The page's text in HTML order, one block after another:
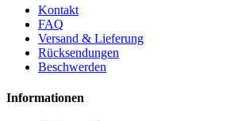
Kontakt
FAQ
Versand & Lieferung
Rücksendungen
Beschwerden
Informationen